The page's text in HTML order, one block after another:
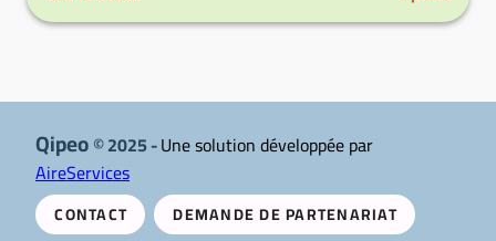
Qipeo© 2025 -Une solution développée par
AireServices
CONTACT DEMANDE DE PARTENARIAT